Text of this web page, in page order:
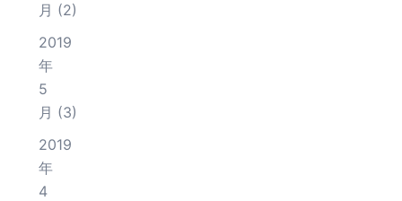
月 (2)
2019
年
5
月 (3)
2019
年
4